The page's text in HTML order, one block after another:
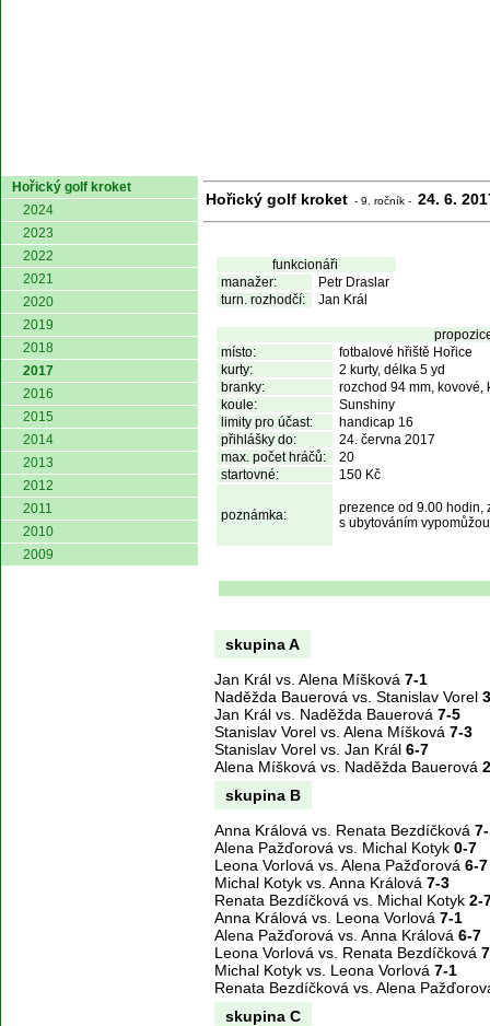
Hořický golf kroket
2024
2023
2022
2021
2020
2019
2018
2017
2016
2015
2014
2013
2012
2011
2010
2009
Hořický golf kroket - 9. ročník - 24. 6.
funkcionáři
manažer:
Petr Draslar
turn. rozhodčí:
Jan Král
místo:
fotbalové hřiště Hořice
kurty:
2 kurty, délka 5 yd
branky:
rozchod 94 mm, kovové,
koule:
Sunshiny
limity pro účast:
handicap 16
přihlášky do:
24. června 2017
max. počet hráčů:
20
startovné:
150 Kč
poznámka:
prezence od 9.00 hodin,
s ubytováním
skupina A
Jan Král vs. Alena Míšková 7-1
Naděžda Bauerová vs. Stanislav Vorel
Jan Král vs. Naděžda Bauerová 7-5
Stanislav Vorel vs. Alena Míšková 7-3
Stanislav Vorel vs. Jan Král 6-7
Alena Míšková vs. Naděžda Bauerová
skupina B
Anna Králová vs. Renata Bezdíčková
Alena Pažďorová vs. Michal Kotyk 0-7
Leona Vorlová vs. Alena Pažďorová 6-7
Michal Kotyk vs. Anna Králová 7-3
Renata Bezdíčková vs. Michal Kotyk 2-
Anna Králová vs. Leona Vorlová 7-1
Alena Pažďorová vs. Anna Králová 6-7
Leona Vorlová vs. Renata Bezdíčková
Michal Kotyk vs. Leona Vorlová 7-1
Renata Bezdíčková vs. Alena
skupina C